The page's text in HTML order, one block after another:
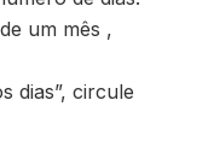
um mês ,
dias”, circule